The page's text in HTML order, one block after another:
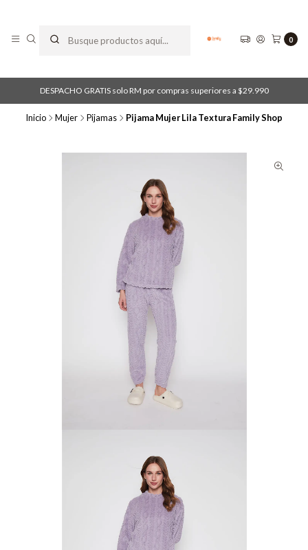
0
DESPACHO GRATIS solo RM por compras superiores a $29.990
Inicio Mujer Pijamas Pijama Mujer Lila Textura Family Shop